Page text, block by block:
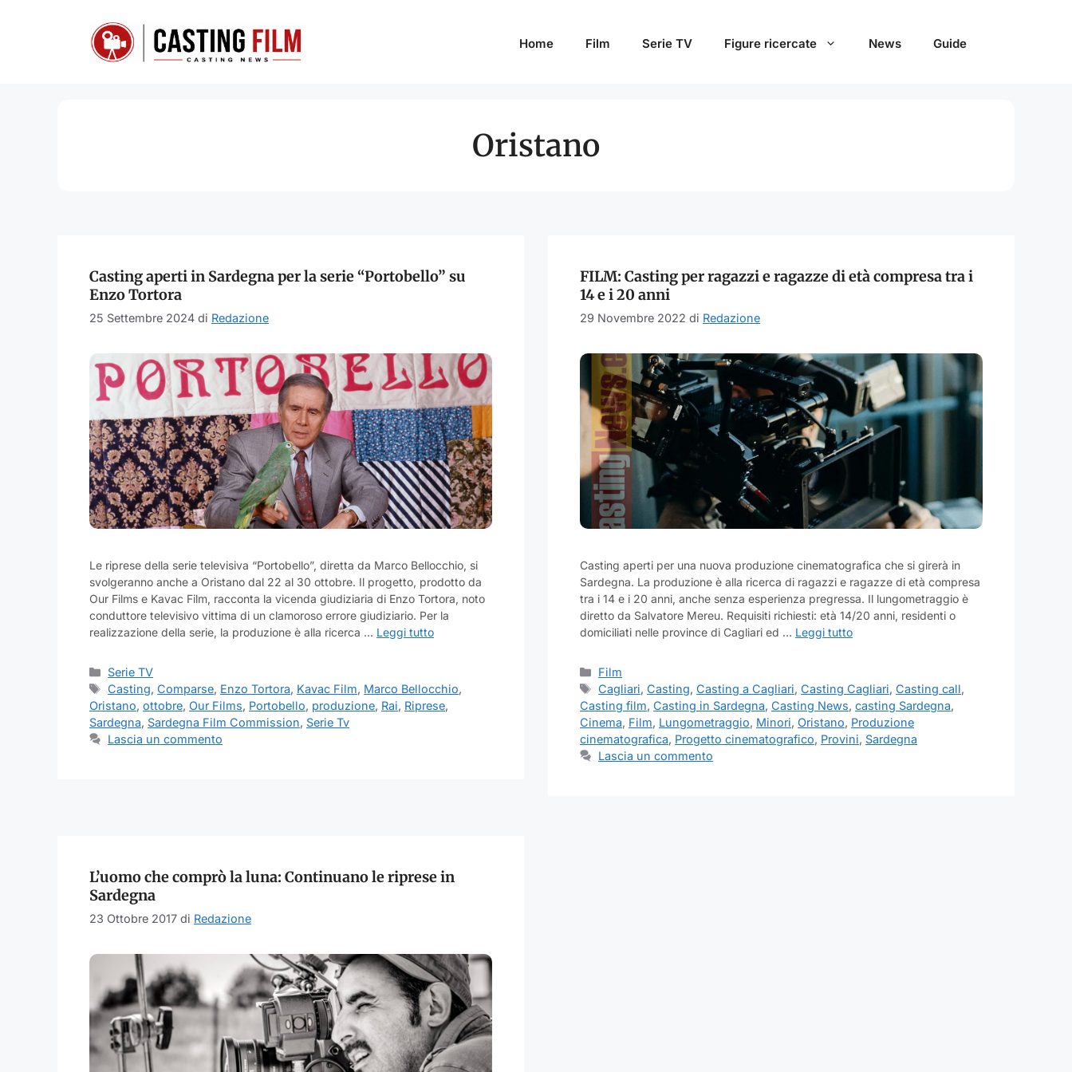
Home Film Serie TV Figure ricercate News Guide
Oristano
Casting aperti in Sardegna per la serie “Portobello” su
Enzo Tortora
25 Settembre 2024 di Redazione
Le riprese della serie televisiva “Portobello”, diretta da Marco Bellocchio, si
svolgeranno anche a Oristano dal 22 al 30 ottobre. Il progetto, prodotto da
Our Films e Kavac Film, racconta la vicenda giudiziaria di Enzo Tortora, noto
conduttore televisivo vittima di un clamoroso errore giudiziario. Per la
realizzazione della serie, la produzione è alla ricerca … Leggi tutto
Categorie
Serie TV
Tag
Casting,Comparse, Enzo Tortora, Kavac Film, Marco Bellocchio,
Oristano, ottobre, Our Films, Portobello, produzione, Rai, Riprese,
Sardegna, Sardegna Film Commission, Serie Tv
Lascia un commento
FILM: Casting per ragazzi e ragazze di età compresa tra i
14 e i 20 anni
29 Novembre 2022 di Redazione
Casting aperti per una nuova produzione cinematografica che si girerà in
Sardegna. La produzione è alla ricerca di ragazzi e ragazze di età compresa
tra i 14 e i 20 anni, anche senza esperienza pregressa. Il lungometraggio è
diretto da Salvatore Mereu. Requisiti richiesti: età 14/20 anni, residenti o
domiciliati nelle province di Cagliari ed … Leggi tutto
Categorie
Film
Tag
Cagliari,Casting,Casting a Cagliari,Casting Cagliari,Casting call,
Casting film, Casting in Sardegna, Casting News, casting Sardegna,
Cinema, Film, Lungometraggio, Minori, Oristano, Produzione
cinematografica, Progetto cinematografico, Provini, Sardegna
Lascia un commento
L’uomo che comprò la luna: Continuano le riprese in
Sardegna
23 Ottobre 2017 di Redazione